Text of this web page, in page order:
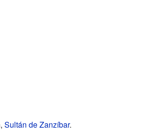
Sultán de Zanzíbar.